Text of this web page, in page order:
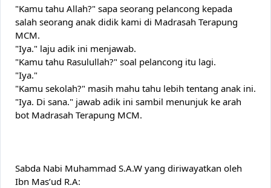
"Kamu tahu Allah?" sapa seorang pelancong kepada
salah seorang anak didik kami di Madrasah Terapung
MCM.
"Iya." laju adik ini menjawab.
"Kamu tahu Rasulullah?" soal pelancong itu lagi.
"Iya."
"Kamu sekolah?" masih mahu tahu lebih tentang anak ini.
"Iya. Di sana." jawab adik ini sambil menunjuk ke arah
bot Madrasah Terapung MCM.
Sabda Nabi Muhammad S.A.W yang diriwayatkan oleh
Ibn Mas’ud R.A: